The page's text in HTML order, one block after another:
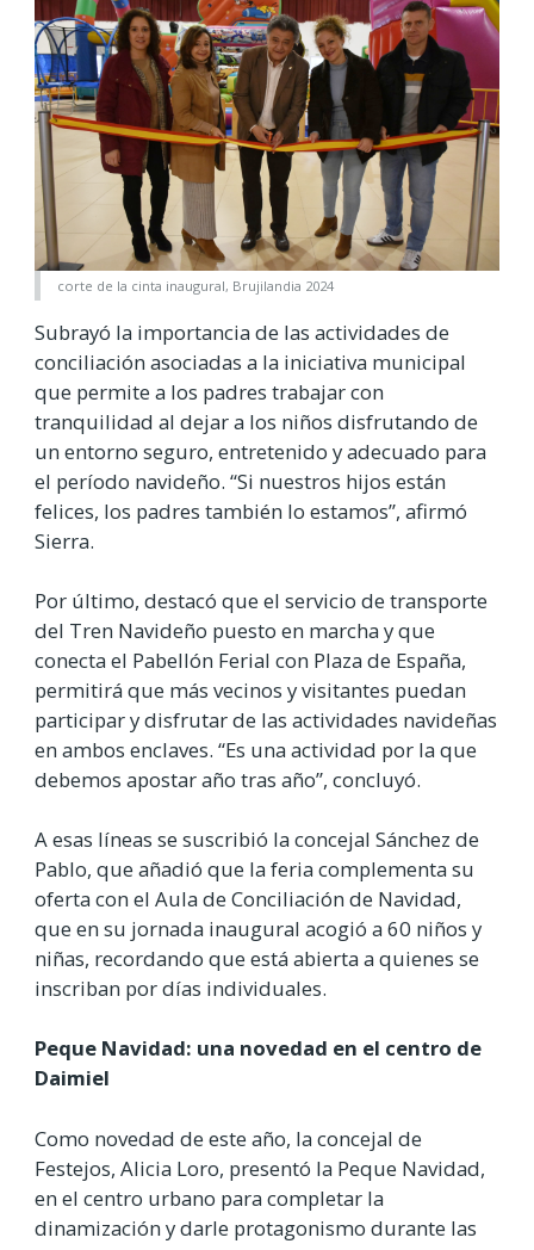
corte de la cinta inaugural, Brujilandia 2024
Subrayó la importancia de las actividades de
conciliación asociadas a la iniciativa municipal
que permite a los padres trabajar con
tranquilidad al dejar a los niños disfrutando de
un entorno seguro, entretenido y adecuado para
el período navideño. “Si nuestros hijos están
felices, los padres también lo estamos”, afirmó
Sierra.
Por último, destacó que el servicio de transporte
del Tren Navideño puesto en marcha y que
conecta el Pabellón Ferial con Plaza de España,
permitirá que más vecinos y visitantes puedan
participar y disfrutar de las actividades navideñas
en ambos enclaves. “Es una actividad por la que
debemos apostar año tras año”, concluyó.
A esas líneas se suscribió la concejal Sánchez de
Pablo, que añadió que la feria complementa su
oferta con el Aula de Conciliación de Navidad,
que en su jornada inaugural acogió a 60 niños y
niñas, recordando que está abierta a quienes se
inscriban por días individuales.
Peque Navidad: una novedad en el centro de
Daimiel
Como novedad de este año, la concejal de
Festejos, Alicia Loro, presentó la Peque Navidad,
en el centro urbano para completar la
dinamización y darle protagonismo durante las